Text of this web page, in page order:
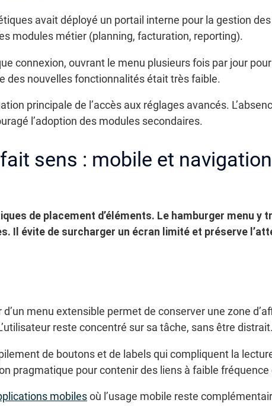
avait déployé un portail interne pour la gestion
modules métier (planning, facturation, reporting).
connexion, ouvrant le menu plusieurs fois par jour
des nouvelles fonctionnalités était très faible.
principale de l’accès aux réglages avancés.
l’adoption des modules secondaires.
sens : mobile et navigation
de placement d’éléments. Le hamburger menu y
Il évite de surcharger un écran limité et préserve
menu extensible permet de conserver une zone
reste concentré sur sa tâche, sans être distrait.
de boutons et de labels qui compliquent la
pragmatique pour contenir des liens à faible fréquence
mobiles où l’usage mobile reste